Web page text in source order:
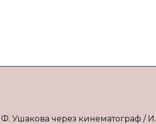
Ушакова через кинематограф / И.